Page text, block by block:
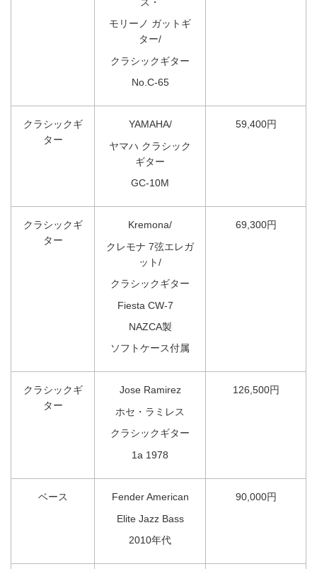
モリーノ ガットギ
ター/
クラシックギター
No.C-65
クラシックギ
ター
YAMAHA/
ヤマハ クラシック
ギター
GC-10M
59,400円
クラシックギ
ター
Kremona/
クレモナ 7弦エレガ
ット/
クラシックギター
Fiesta CW-7
NAZCA製
ソフトケース付属
69,300円
クラシックギ
ター
Jose Ramirez
ホセ・ラミレス
クラシックギター
1a 1978
126,500円
ベース
Fender American
Elite Jazz Bass
2010年代
90,000円